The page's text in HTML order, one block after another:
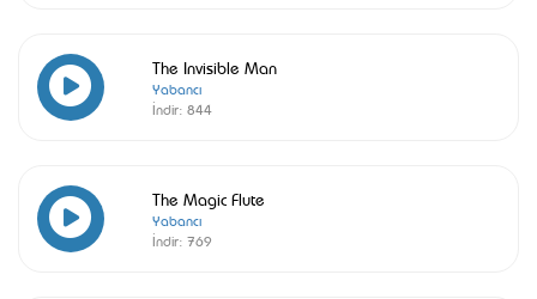
The Invisible Man
Yabancı
İndir: 844
The Magic Flute
Yabancı
İndir: 769